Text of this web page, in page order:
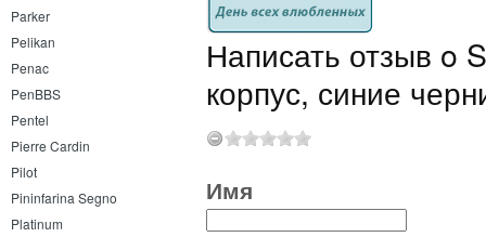
Parker
Pelikan
Penac
PenBBS
Pentel
Pierre Cardin
Pilot
Pininfarina Segno
Platinum
Написать отзыв o
корпус, синие
Имя